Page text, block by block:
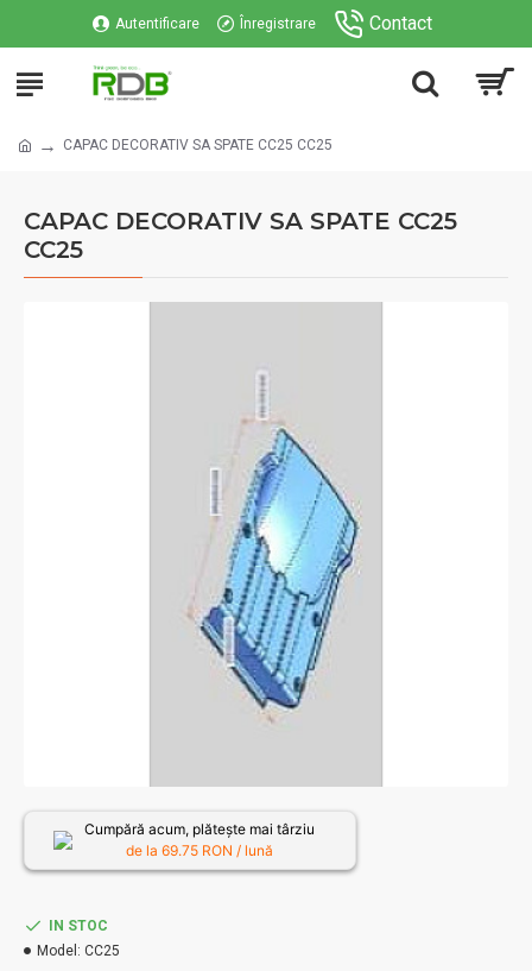
Autentificare Înregistrare Contact
CAPAC DECORATIV SA SPATE CC25 CC25
CAPAC DECORATIV SA SPATE CC25
CC25
IN STOC
Model: CC25
Cumpără acum, plătește mai târziu
de la 69.75 RON / lună